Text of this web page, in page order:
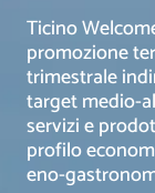
Ticino
promozione
trimestrale
target medio-
servizi e
profilo
eno-